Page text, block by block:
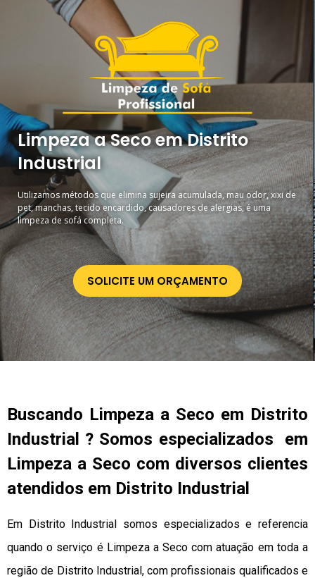
Limpeza a Seco em Distrito
Industrial
Utilizamos métodos que elimina sujeira acumulada, mau odor, xixi de
pet, manchas, tecido encardido, causadores de alergias, é uma
limpeza de sofá completa.
SOLICITE UM ORÇAMENTO
Buscando Limpeza a Seco em Distrito
Industrial ? Somos especializados em
Limpeza a Seco com diversos clientes
atendidos em Distrito Industrial
Em Distrito Industrial somos especializados e referencia
quando o serviço é Limpeza a Seco com atuação em toda a
região de Distrito Industrial, com profissionais qualificados e